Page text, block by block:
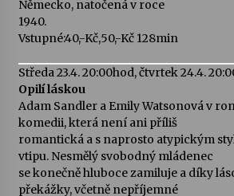
Německo, natočená v roce
1940.
Vstupné:40,-Kč,50,-Kč 128min
Středa 23.4. 20:00hod, čtvrtek 24.4.
Opilí láskou
Adam Sandler a Emily Watsonová v
komedii, která není ani příliš
romantická a s naprosto atypickým
vtipu. Nesmělý svobodný mládenec
se konečně hluboce zamiluje a díky
překážky, včetně nepříjemné